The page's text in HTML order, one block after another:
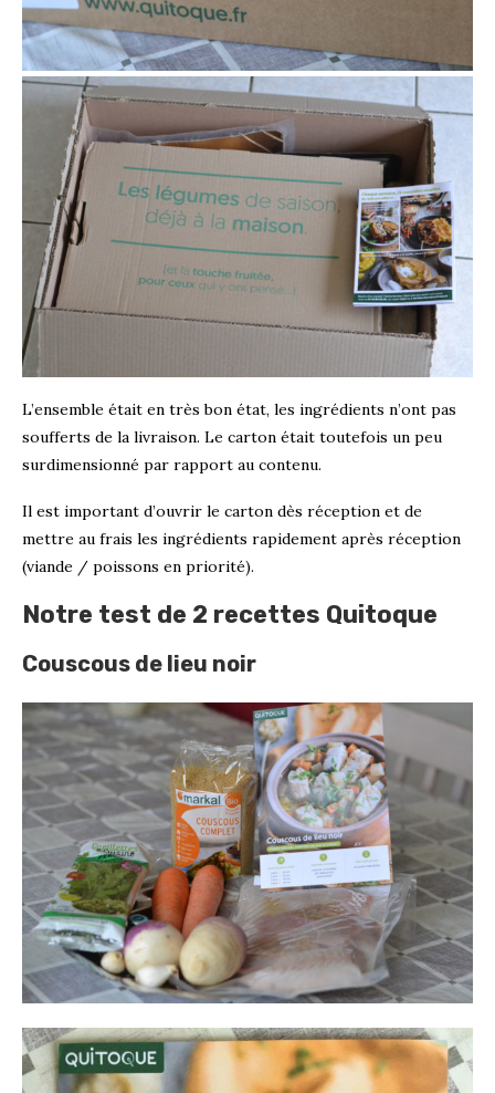
L’ensemble était en très bon état, les ingrédients n’ont pas
soufferts de la livraison. Le carton était toutefois un peu
surdimensionné par rapport au contenu.
Il est important d’ouvrir le carton dès réception et de
mettre au frais les ingrédients rapidement après réception
(viande / poissons en priorité).
Notre test de 2 recettes Quitoque
Couscous de lieu noir